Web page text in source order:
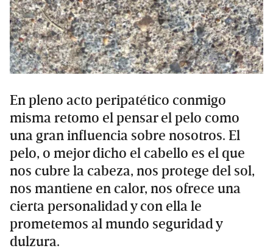
En pleno acto peripatético conmigo
misma retomo el pensar el pelo como
una gran influencia sobre nosotros. El
pelo, o mejor dicho el cabello es el que
nos cubre la cabeza, nos protege del sol,
nos mantiene en calor, nos ofrece una
cierta personalidad y con ella le
prometemos al mundo seguridad y
dulzura.